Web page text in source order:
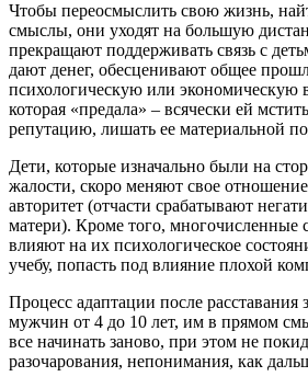
Чтобы переосмыслить свою жизнь,
смыслы, они уходят на большую
прекращают поддерживать связь с
дают денег, обесценивают общее
психологическую или экономическую
которая «предала» – всячески ей
репутацию, лишать ее материальной
Дети, которые изначально были на
жалости, скоро меняют свое отношение
авторитет (отчасти срабатывают
матери). Кроме того, многочисленные
влияют на их психологическое
учебу, попасть под влияние плохой
Процесс адаптации после
мужчин от 4 до 10 лет, им в прямом
все начинать заново, при этом не
разочарования, непонимания, как